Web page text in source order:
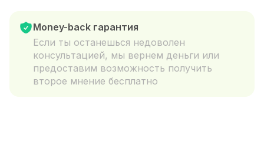
Money-back гарантия
Если ты останешься недоволен
консультацией, мы вернем деньги или
предоставим возможность получить
второе мнение бесплатно